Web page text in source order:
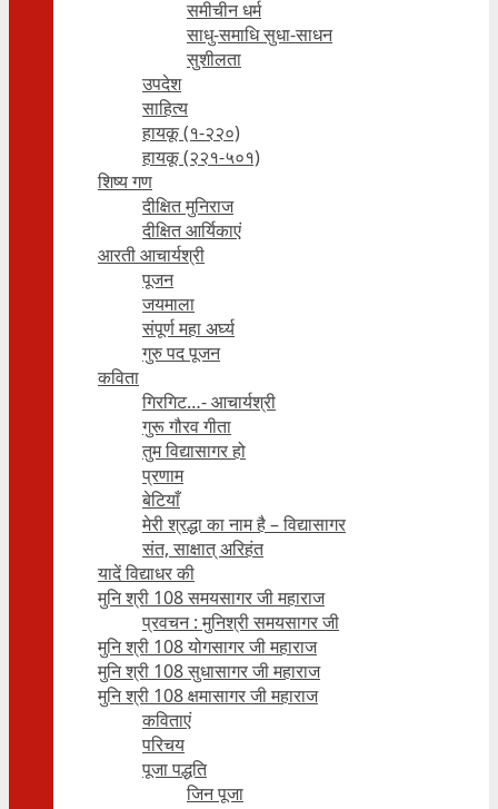
समीचीन धर्म
साधु-समाधि सुधा-साधन
सुशीलता
उपदेश
साहित्य
हायकू (१‍-२२०)
हायकू (२२१-५०१)
शिष्य गण
दीक्षित मुनिराज
दीक्षित आर्यिकाएं
आरती आचार्यश्री
पूजन
जयमाला
संपूर्ण महा अर्घ्य
गुरु पद पूजन
कविता
गिरगिट…- आचार्यश्री
गुरू गौरव गीता
तुम विद्यासागर हो
प्रणाम
बेटियाँ
मेरी श्रद्धा का नाम है – विद्यासागर
संत, साक्षात् अरिहंत
यादें विद्याधर की
मुनि श्री 108 समयसागर जी महाराज
प्रवचन : मुनिश्री समयसागर जी
मुनि श्री 108 योगसागर जी महाराज
मुनि श्री 108 सुधासागर जी महाराज
मुनि श्री 108 क्षमासागर जी महाराज
कविताएं
परिचय
पूजा पद्धति
जिन पूजा